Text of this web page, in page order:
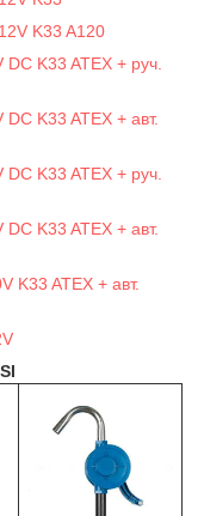
K33 A120
K33 ATEX + руч.
K33 ATEX + авт.
K33 ATEX + руч.
K33 ATEX + авт.
K33 ATEX + авт.